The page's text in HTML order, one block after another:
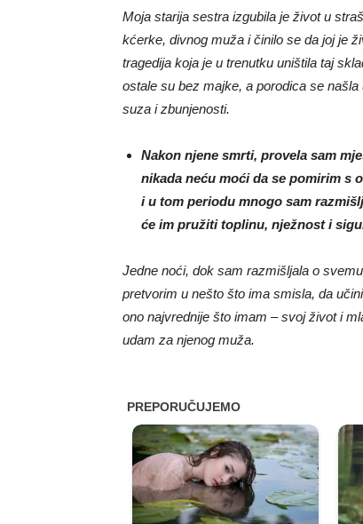
Moja starija sestra izgubila je život u
kćerke, divnog muža i činilo se da joj je
tragedija koja je u trenutku uništila taj
ostale su bez majke, a porodica se
suza i zbunjenosti.
Nakon njene smrti, provela sam
nikada neću moći da se pomirim s
i u tom periodu mnogo sam
će im pružiti toplinu, nježnost i
Jedne noći, dok sam razmišljala o
pretvorim u nešto što ima smisla, da
ono najvrednije što imam – svoj život i
udam za njenog muža.